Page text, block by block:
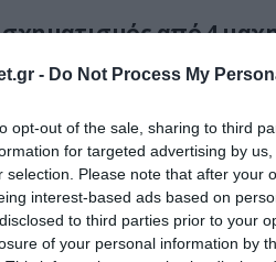
- Do Not Process My
opt-out of the sale, sharing to third
for targeted advertising by
selection. Please note that after your
interest-based ads based on
to third parties prior to your
of your personal information by
σχηματισμός από 4
μεμονωμένη περίπτωση
4 παραβάσεις του FIR
ΕΕΧ. Από τα τουρκικά
ενώ η τουρκική
βόρειο, κεντρικό και
defencenet.gr